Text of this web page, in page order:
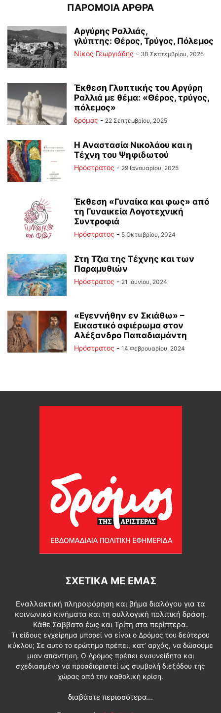
ΠΑΡΟΜΟΙΑ ΑΡΘΡΑ
Αργύρης Ραλλιάς,
γλύπτης: Θέρος, Τρύγος, Πόλεμος
Νίκος Γεωργιάδης - 30 Σεπτεμβρίου, 2025
Έκθεση Γλυπτικής του Αργύρη
Ραλλιά με θέμα: «Θέρος, τρύγος,
πόλεμος»
δρόμος - 22 Σεπτεμβρίου, 2025
Η Αναστασία Νικολάου και η
Τέχνη του Ψηφιδωτού
Ηρόστρατος - 29 Ιανουαρίου, 2025
Έκθεση «Γυναίκα και φως» από
τη Γυναικεία Λογοτεχνική
Συντροφιά
Ηρόστρατος - 5 Οκτωβρίου, 2024
Στη Τζια της Τέχνης και των
Παραμυθιών
Ηρόστρατος - 21 Ιουνίου, 2024
«Εγεννήθην εν Σκιάθω» –
Εικαστικό αφιέρωμα στον
Αλέξανδρο Παπαδιαμάντη
Ηρόστρατος - 14 Φεβρουαρίου, 2024
ΣΧΕΤΙΚΆ ΜΕ ΕΜΆΣ
Εναλλακτική πληροφόρηση και βήμα διαλόγου για τα
κοινωνικά κινήματα και τη συλλογική πολιτική δράση.
Κάθε Σάββατο έως και Τρίτη στα περίπτερα.
Τι είδους εγχείρημα μπορεί να είναι ο Δρόμος του δεύτερου
κύκλου; Σε αυτό το ερώτημα πρέπει, κατ’ αρχάς, να δώσουμε
μιαν απάντηση. Ο Δρόμος πρέπει ενσυνείδητα και
σχεδιασμένα να προσδιοριστεί ως συμβολή διεξόδου της
χώρας από την καθολική κρίση.
διαβάστε περισσότερα...